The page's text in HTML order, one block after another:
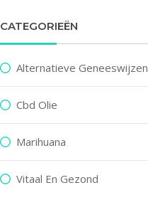
CATEGORIEËN
Alternatieve Geneeswijzen
Cbd Olie
Marihuana
Vitaal En Gezond